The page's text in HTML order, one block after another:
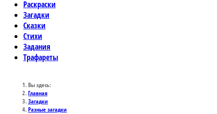
Раскраски
Загадки
Сказки
Стихи
Задания
Трафареты
Вы здесь:
Главная
Загадки
Разные загадки